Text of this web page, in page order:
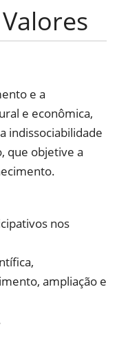
e a
e econômica,
indissociabilidade
que objetive a
nos
ampliação e